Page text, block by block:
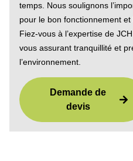
temps. Nous soulignons
pour le bon fonctionnement
Fiez-vous à l’expertise de
vous assurant tranquillité et
l’environnement.
Demande de
devis